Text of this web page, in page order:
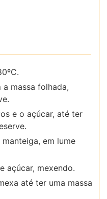
massa folhada,
e o açúcar, até ter
em lume
açúcar, mexendo.
até ter uma massa